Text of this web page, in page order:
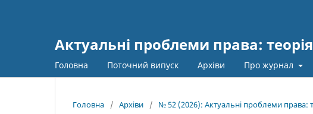
Актуальні проблеми права:
Головна Поточний випуск Архіви Про журнал
Головна / Архіви / № 52 (2026): Актуальні проблеми права: